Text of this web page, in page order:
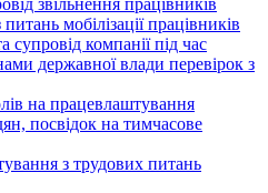
звільнення працівників
мобілізації працівників
супровід компанії під час
державної влади перевірок з
на працевлаштування
посвідок на тимчасове
з трудових питань